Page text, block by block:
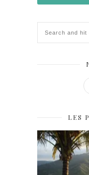
LES